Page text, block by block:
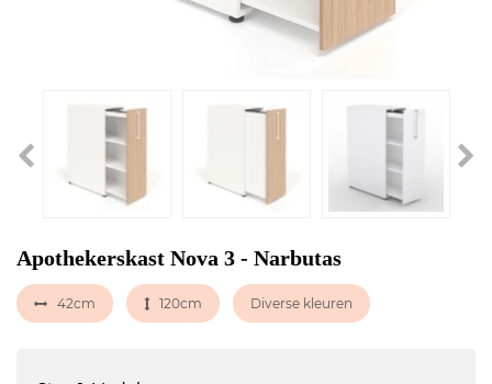
Apothekerskast Nova 3 - Narbutas
42cm 120cm Diverse kleuren